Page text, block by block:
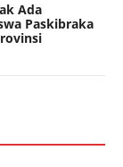
Ada
Paskibraka